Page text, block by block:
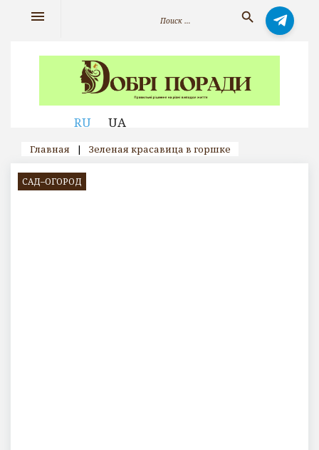
RU UA
search
menu
Главная | Зеленая красавица в горшке
САД–ОГОРОД